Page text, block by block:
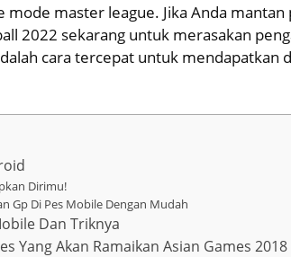
mode master league. Jika Anda mantan
2022 sekarang untuk merasakan
cara tercepat untuk mendapatkan
Dirimu!
Gp Di Pes Mobile Dengan Mudah
Dan Triknya
Yang Akan Ramaikan Asian Games 2018